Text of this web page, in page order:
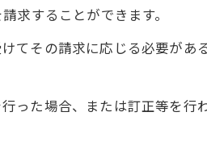
求することができます。
てその請求に応じる必要が
った場合、または訂正等を行